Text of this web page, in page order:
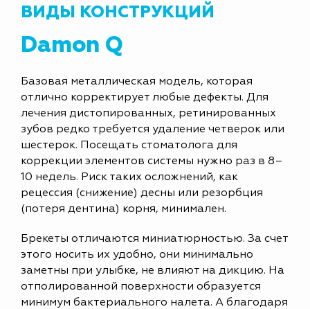
ВИДЫ КОНСТРУКЦИЙ
Damon Q
Базовая металлическая модель, которая
отлично корректирует любые дефекты. Для
лечения дистопированных, ретинированных
зубов редко требуется удаление четверок или
шестерок. Посещать стоматолога для
коррекции элементов системы нужно раз в 8–
10 недель. Риск таких осложнений, как
рецессия (снижение) десны или резорбция
(потеря дентина) корня, минимален.
Брекеты отличаются миниатюрностью. За счет
этого носить их удобно, они минимально
заметны при улыбке, не влияют на дикцию. На
отполированной поверхности образуется
минимум бактериального налета. А благодаря